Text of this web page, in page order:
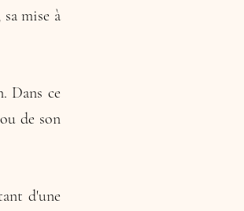
mise à
Dans ce
de son
d'une